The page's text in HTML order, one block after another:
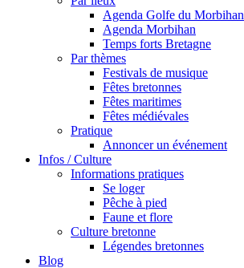
Agenda Golfe du Morbihan
Agenda Morbihan
Temps forts Bretagne
Par thèmes
Festivals de musique
Fêtes bretonnes
Fêtes maritimes
Fêtes médiévales
Pratique
Annoncer un événement
Infos / Culture
Informations pratiques
Se loger
Pêche à pied
Faune et flore
Culture bretonne
Légendes bretonnes
Blog